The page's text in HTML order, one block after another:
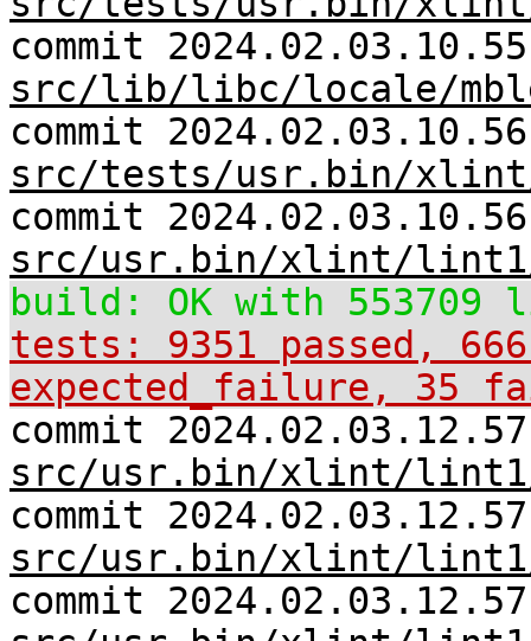
commit
src/lib/libc/locale/
commit
src/tests/usr.bin/
commit
src/usr.bin/xlint/
build: OK with 553709
tests: 9351 passed,
expected_failure, 35
commit
src/usr.bin/xlint/
commit
src/usr.bin/xlint/lint1/
commit